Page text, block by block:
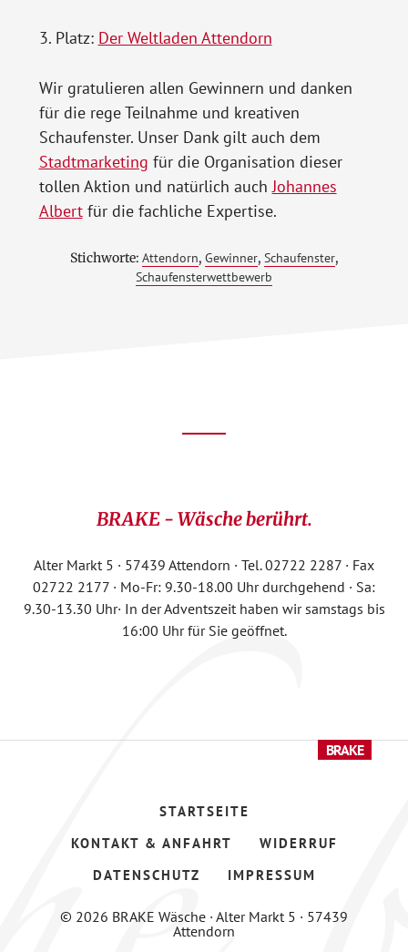
3. Platz: Der Weltladen Attendorn
Wir gratulieren allen Gewinnern und danken
für die rege Teilnahme und kreativen
Schaufenster. Unser Dank gilt auch dem
Stadtmarketing für die Organisation dieser
tollen Aktion und natürlich auchJohannes
Albertfür die fachliche Expertise.
Stichworte: Attendorn, Gewinner, Schaufenster,
Schaufensterwettbewerb
BRAKE - Wäsche berührt.
Alter Markt 5 · 57439 Attendorn · Tel. 02722 2287 · Fax
02722 2177 · Mo-Fr: 9.30-18.00 Uhr durchgehend · Sa:
9.30-13.30 Uhr· In der Adventszeit haben wir samstags bis
16:00 Uhr für Sie geöffnet.
STARTSEITE
KONTAKT & ANFAHRT
WIDERRUF
DATENSCHUTZ
IMPRESSUM
© 2026 BRAKE Wäsche · Alter Markt 5 · 57439
Attendorn